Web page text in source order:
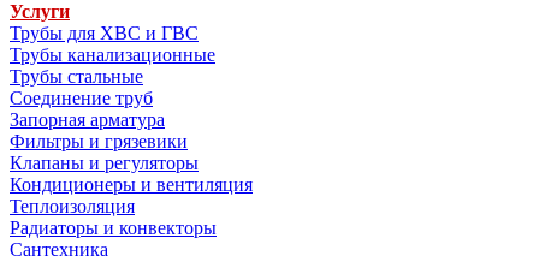
Услуги
Трубы для ХВС и ГВС
Трубы канализационные
Трубы стальные
Соединение труб
Запорная арматура
Фильтры и грязевики
Клапаны и регуляторы
Кондиционеры и вентиляция
Теплоизоляция
Радиаторы и конвекторы
Сантехника